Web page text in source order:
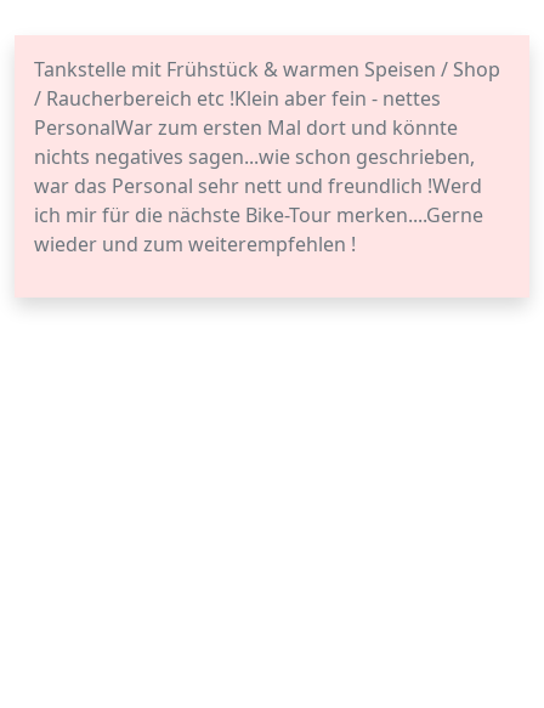
Tankstelle mit Frühstück & warmen Speisen / Shop
/ Raucherbereich etc !Klein aber fein - nettes
PersonalWar zum ersten Mal dort und könnte
nichts negatives sagen...wie schon geschrieben,
war das Personal sehr nett und freundlich !Werd
ich mir für die nächste Bike-Tour merken....Gerne
wieder und zum weiterempfehlen !